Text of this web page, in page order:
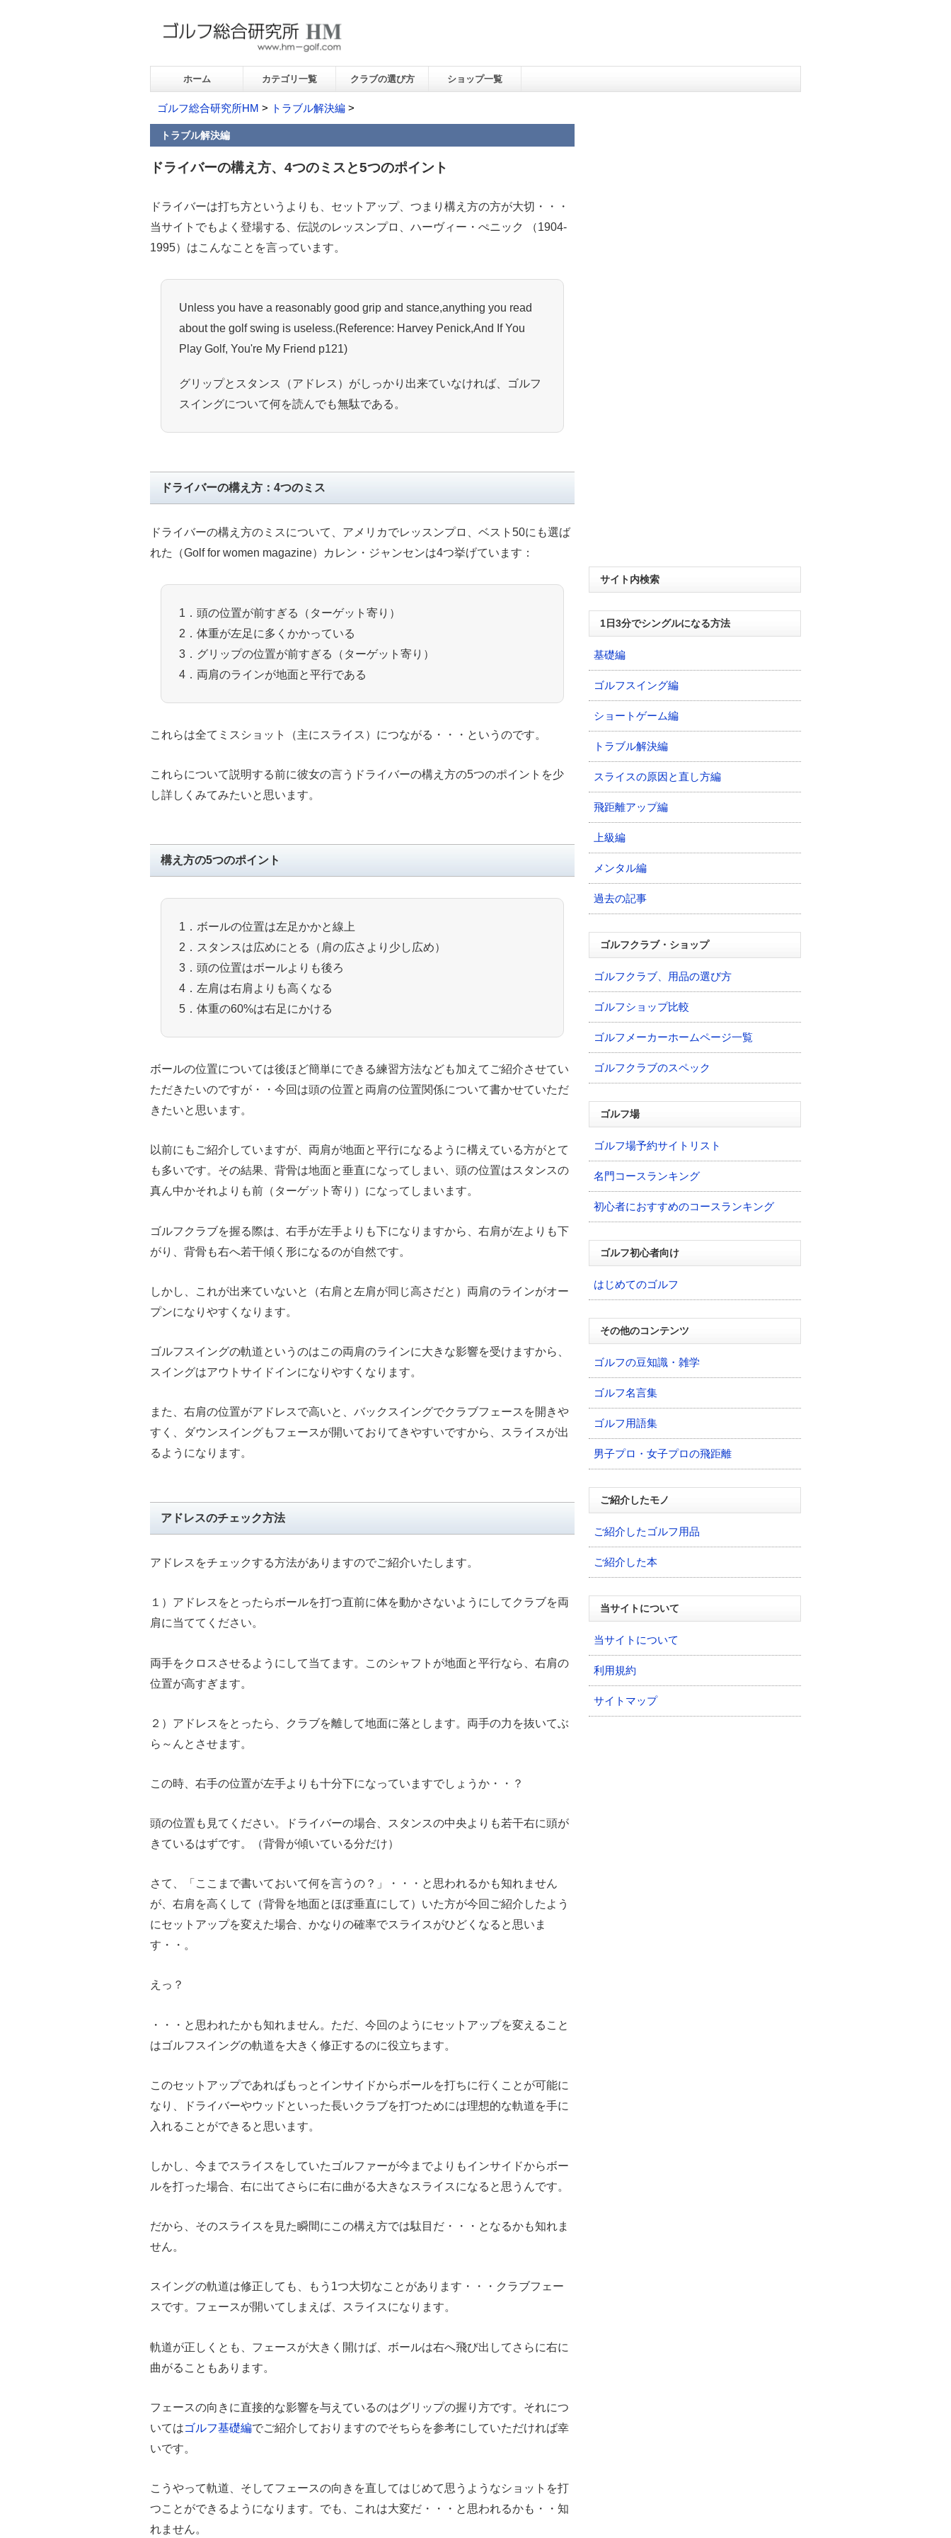
ホーム カテゴリ一覧 クラブの選び方 ショップ一覧
ゴルフ総合研究所HM > トラブル解決編 >
トラブル解決編
ドライバーの構え方、4つのミスと5つのポイント
ドライバーは打ち方というよりも、セットアップ、つまり構え方の方が大切・・・
当サイトでもよく登場する、伝説のレッスンプロ、ハーヴィー・ぺニック （1904-
1995）はこんなことを言っています。
Unless you have a reasonably good grip and stance,anything you read
about the golf swing is useless.(Reference: Harvey Penick,And If You
Play Golf, You're My Friend p121)
グリップとスタンス（アドレス）がしっかり出来ていなければ、ゴルフ
スイングについて何を読んでも無駄である。
ドライバーの構え方：4つのミス
ドライバーの構え方のミスについて、アメリカでレッスンプロ、ベスト50にも選ば
れた（Golf for women magazine）カレン・ジャンセンは4つ挙げています：
1．頭の位置が前すぎる（ターゲット寄り）
2．体重が左足に多くかかっている
3．グリップの位置が前すぎる（ターゲット寄り）
4．両肩のラインが地面と平行である
これらは全てミスショット（主にスライス）につながる・・・というのです。
これらについて説明する前に彼女の言うドライバーの構え方の5つのポイントを少
し詳しくみてみたいと思います。
構え方の5つのポイント
1．ボールの位置は左足かかと線上
2．スタンスは広めにとる（肩の広さより少し広め）
3．頭の位置はボールよりも後ろ
4．左肩は右肩よりも高くなる
5．体重の60%は右足にかける
ボールの位置については後ほど簡単にできる練習方法なども加えてご紹介させてい
ただきたいのですが・・今回は頭の位置と両肩の位置関係について書かせていただ
きたいと思います。
以前にもご紹介していますが、両肩が地面と平行になるように構えている方がとて
も多いです。その結果、背骨は地面と垂直になってしまい、頭の位置はスタンスの
真ん中かそれよりも前（ターゲット寄り）になってしまいます。
ゴルフクラブを握る際は、右手が左手よりも下になりますから、右肩が左よりも下
がり、背骨も右へ若干傾く形になるのが自然です。
しかし、これが出来ていないと（右肩と左肩が同じ高さだと）両肩のラインがオー
プンになりやすくなります。
ゴルフスイングの軌道というのはこの両肩のラインに大きな影響を受けますから、
スイングはアウトサイドインになりやすくなります。
また、右肩の位置がアドレスで高いと、バックスイングでクラブフェースを開きや
すく、ダウンスイングもフェースが開いておりてきやすいですから、スライスが出
るようになります。
アドレスのチェック方法
アドレスをチェックする方法がありますのでご紹介いたします。
１）アドレスをとったらボールを打つ直前に体を動かさないようにしてクラブを両
肩に当ててください。
両手をクロスさせるようにして当てます。このシャフトが地面と平行なら、右肩の
位置が高すぎます。
２）アドレスをとったら、クラブを離して地面に落とします。両手の力を抜いてぶ
ら～んとさせます。
この時、右手の位置が左手よりも十分下になっていますでしょうか・・？
頭の位置も見てください。ドライバーの場合、スタンスの中央よりも若干右に頭が
きているはずです。（背骨が傾いている分だけ）
さて、「ここまで書いておいて何を言うの？」・・・と思われるかも知れません
が、右肩を高くして（背骨を地面とほぼ垂直にして）いた方が今回ご紹介したよう
にセットアップを変えた場合、かなりの確率でスライスがひどくなると思いま
す・・。
えっ？
・・・と思われたかも知れません。ただ、今回のようにセットアップを変えること
はゴルフスイングの軌道を大きく修正するのに役立ちます。
このセットアップであればもっとインサイドからボールを打ちに行くことが可能に
なり、ドライバーやウッドといった長いクラブを打つためには理想的な軌道を手に
入れることができると思います。
しかし、今までスライスをしていたゴルファーが今までよりもインサイドからボー
ルを打った場合、右に出てさらに右に曲がる大きなスライスになると思うんです。
だから、そのスライスを見た瞬間にこの構え方では駄目だ・・・となるかも知れま
せん。
スイングの軌道は修正しても、もう1つ大切なことがあります・・・クラブフェー
スです。フェースが開いてしまえば、スライスになります。
軌道が正しくとも、フェースが大きく開けば、ボールは右へ飛び出してさらに右に
曲がることもあります。
フェースの向きに直接的な影響を与えているのはグリップの握り方です。それにつ
いてはゴルフ基礎編でご紹介しておりますのでそちらを参考にしていただければ幸
いです。
こうやって軌道、そしてフェースの向きを直してはじめて思うようなショットを打
つことができるようになります。でも、これは大変だ・・・と思われるかも・・知
れません。
サイト内検索
1日3分でシングルになる方法
基礎編
ゴルフスイング編
ショートゲーム編
トラブル解決編
スライスの原因と直し方編
飛距離アップ編
上級編
メンタル編
過去の記事
ゴルフクラブ・ショップ
ゴルフクラブ、用品の選び方
ゴルフショップ比較
ゴルフメーカーホームページ一覧
ゴルフクラブのスペック
ゴルフ場
ゴルフ場予約サイトリスト
名門コースランキング
初心者におすすめのコースランキング
ゴルフ初心者向け
はじめてのゴルフ
その他のコンテンツ
ゴルフの豆知識・雑学
ゴルフ名言集
ゴルフ用語集
男子プロ・女子プロの飛距離
ご紹介したモノ
ご紹介したゴルフ用品
ご紹介した本
当サイトについて
当サイトについて
利用規約
サイトマップ